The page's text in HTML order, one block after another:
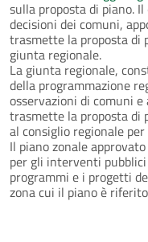
sulla proposta di piano.
decisioni dei comuni,
trasmette la proposta di
giunta regionale.
La giunta regionale,
della programmazione
osservazioni di comuni
trasmette la proposta di
al consiglio regionale
Il piano zonale
per gli interventi pubblici
programmi e i progetti
zona cui il piano è